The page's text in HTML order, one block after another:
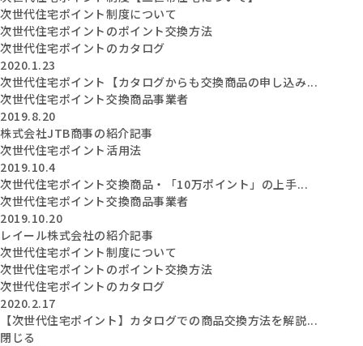
次世代住宅ポイント制度について
次世代住宅ポイントのポイント交換方法
次世代住宅ポイントのカタログ
2020.1.23
次世代住宅ポイント【カタログからも交換商品の申し込み...
次世代住宅ポイント交換商品事業者
2019.8.20
株式会社JTB商事の紹介記事
次世代住宅ポイント活用法
2019.10.4
次世代住宅ポイント交換商品・「10万ポイント」の上手...
次世代住宅ポイント交換商品事業者
2019.10.20
レイール株式会社の紹介記事
次世代住宅ポイント制度について
次世代住宅ポイントのポイント交換方法
次世代住宅ポイントのカタログ
2020.2.17
【次世代住宅ポイント】カタログでの商品交換方法を解説...
閉じる